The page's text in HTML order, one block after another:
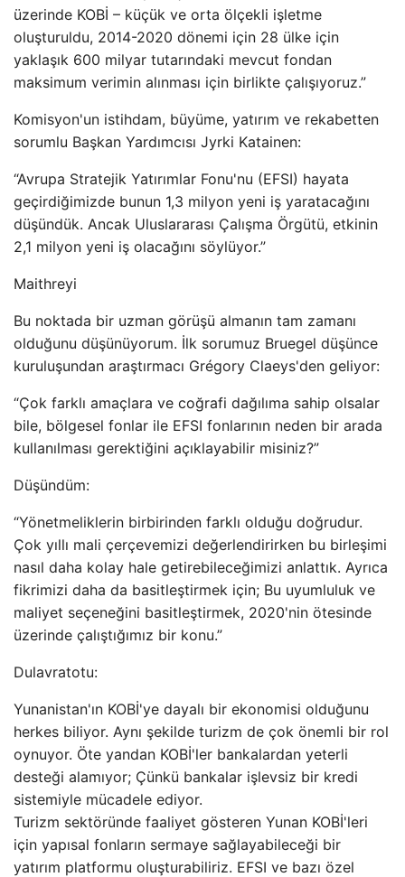
üzerinde KOBİ – küçük ve orta ölçekli işletme
oluşturuldu, 2014-2020 dönemi için 28 ülke için
yaklaşık 600 milyar tutarındaki mevcut fondan
maksimum verimin alınması için birlikte çalışıyoruz.”
Komisyon'un istihdam, büyüme, yatırım ve rekabetten
sorumlu Başkan Yardımcısı Jyrki Katainen:
“Avrupa Stratejik Yatırımlar Fonu'nu (EFSI) hayata
geçirdiğimizde bunun 1,3 milyon yeni iş yaratacağını
düşündük. Ancak Uluslararası Çalışma Örgütü, etkinin
2,1 milyon yeni iş olacağını söylüyor.”
Maithreyi
Bu noktada bir uzman görüşü almanın tam zamanı
olduğunu düşünüyorum. İlk sorumuz Bruegel düşünce
kuruluşundan araştırmacı Grégory Claeys'den geliyor:
“Çok farklı amaçlara ve coğrafi dağılıma sahip olsalar
bile, bölgesel fonlar ile EFSI fonlarının neden bir arada
kullanılması gerektiğini açıklayabilir misiniz?”
Düşündüm:
“Yönetmeliklerin birbirinden farklı olduğu doğrudur.
Çok yıllı mali çerçevemizi değerlendirirken bu birleşimi
nasıl daha kolay hale getirebileceğimizi anlattık. Ayrıca
fikrimizi daha da basitleştirmek için; Bu uyumluluk ve
maliyet seçeneğini basitleştirmek, 2020'nin ötesinde
üzerinde çalıştığımız bir konu.”
Dulavratotu:
Yunanistan'ın KOBİ'ye dayalı bir ekonomisi olduğunu
herkes biliyor. Aynı şekilde turizm de çok önemli bir rol
oynuyor. Öte yandan KOBİ'ler bankalardan yeterli
desteği alamıyor; Çünkü bankalar işlevsiz bir kredi
sistemiyle mücadele ediyor.
Turizm sektöründe faaliyet gösteren Yunan KOBİ'leri
için yapısal fonların sermaye sağlayabileceği bir
yatırım platformu oluşturabiliriz. EFSI ve bazı özel